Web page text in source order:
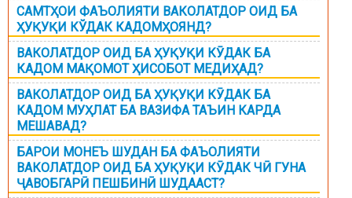
САМТҲОИ ФАЪОЛИЯТИ ВАКОЛАТДОР ОИД БА
ҲУҚУҚИ КЎДАК КАДОМҲОЯНД?
ВАКОЛАТДОР ОИД БА ҲУҚУҚИ КӮДАК БА
КАДОМ МАҚОМОТ ҲИСОБОТ МЕДИҲАД?
ВАКОЛАТДОР ОИД БА ҲУҚУҚИ КӮДАК БА
КАДОМ МУҲЛАТ БА ВАЗИФА ТАЪИН КАРДА
МЕШАВАД?
БАРОИ МОНЕЪ ШУДАН БА ФАЪОЛИЯТИ
ВАКОЛАТДОР ОИД БА ҲУҚУҚИ КӮДАК ЧӢ ГУНА
ҶАВОБГАРӢ ПЕШБИНӢ ШУДААСТ?